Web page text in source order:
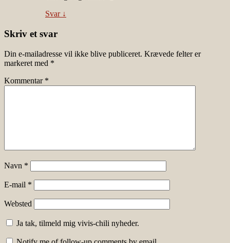
Svar ↓
Skriv et svar
Din e-mailadresse vil ikke blive publiceret. Krævede felter er
markeret med *
Kommentar *
Navn *
E-mail *
Websted
Ja tak, tilmeld mig vivis-chili nyheder.